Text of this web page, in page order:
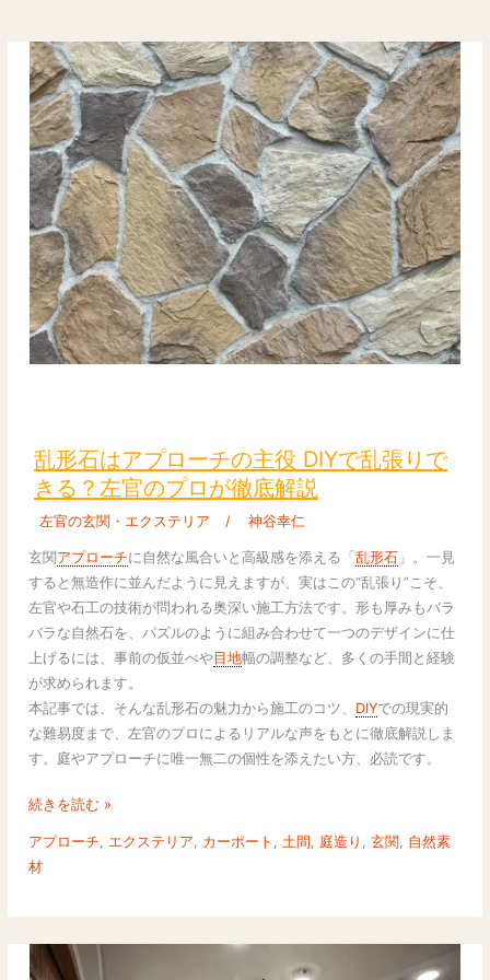
乱形石はアプローチの主役 DIYで乱張りで
きる？左官のプロが徹底解説
左官の玄関・エクステリア / 神谷幸仁
玄関 アプローチに自然な風合いと高級感を添える「乱形石 」。一見
すると無造作に並んだように見えますが、実はこの“乱張り”こそ、
左官や石工の技術が問われる奥深い施工方法です。形も厚みもバラ
バラな自然石を、パズルのように組み合わせて一つのデザインに仕
上げるには、事前の仮並べや目地幅の調整など、多くの手間と経験
が求められます。
本記事では、そんな乱形石の魅力から施工のコツ、 DIYでの現実的
な難易度まで、左官のプロによるリアルな声をもとに徹底解説しま
す。庭やアプローチに唯一無二の個性を添えたい方、必読です。
石
は
ア
プ
ロ
ー
チ
主
役
DIY
で
乱
り
き
る？
の
プ
続きを読む »
アプローチ エクステリア カーポート 土間 庭造り ,玄関 自然素
材